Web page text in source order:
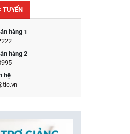
TUYẾN
hàng 1
hàng 2
hệ